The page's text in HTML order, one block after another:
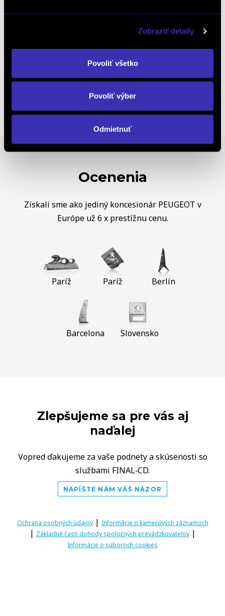
Zobraziť detaily
Povoliť všetko
Povoliť výber
Odmietnuť
Ocenenia
Získali sme ako jediný koncesionár PEUGEOT v
Európe už 6 x prestížnu cenu.
Paríž Paríž Berlín
Barcelona Slovensko
Zlepšujeme sa pre vás aj
naďalej
Vopred ďakujeme za vaše podnety a skúsenosti so
službami FINAL‑CD.
NAPÍŠTE NÁM VÁŠ NÁZOR
Ochrana osobných údajov| Informácie o kamerových záznamoch
| Základné časti dohody spoločných prevádzkovateľov|
Informácie o súboroch cookies